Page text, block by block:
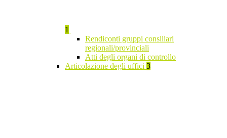
1
Rendiconti gruppi consiliari
regionali/provinciali
Atti degli organi di controllo
Articolazione degli uffici 3